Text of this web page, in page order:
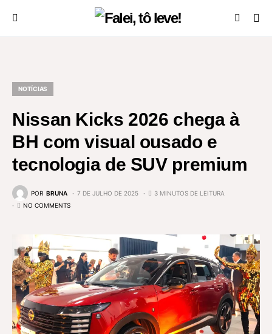
NOTÍCIAS
Nissan Kicks 2026 chega à
BH com visual ousado e
tecnologia de SUV premium
POR BRUNA 7 DE JULHO DE 2025
3 MINUTOS DE LEITURA
NO COMMENTS